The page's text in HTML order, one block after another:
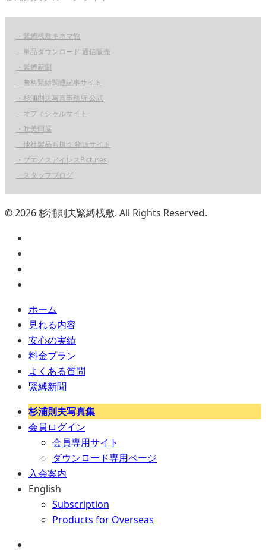
・緊縛桟敷キネマ館
単品ダウンロード 通信販売
・緊縛新聞
無料緊縛関連記事サイト
・杉浦則夫写真事務所 公式
オフィシャルサイト
・耽美問屋
他社製品も扱う 物販サイト
・ブエノスアイレスPictures
スタッフブログ
© 2026 杉浦則夫緊縛桟敷. All Rights Reserved.
ホーム
見れる内容
安心の実績
料金プラン
よくある質問
緊縛新聞
杉浦則夫写真集
会員ログイン
会員専用サイト
ダウンロード専用ページ
入会案内
English
Subscription
Products for Overseas